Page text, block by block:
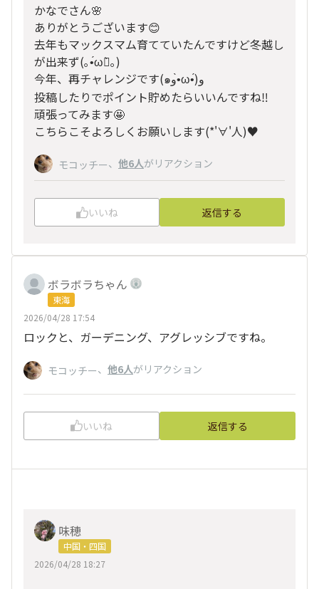
かなでさん🌸
ありがとうございます😊
去年もマックスマム育てていたんですけど冬越し
が出来ず(｡•́ωก̀｡)
今年、再チャレンジです(๑و•̀ω•́)و
投稿したりでポイント貯めたらいいんですね‼️
頑張ってみます🤩
こちらこそよろしくお願いします(*'∀'人)♥︎
モコッチー、 他6人がリアクション
いいね 返信する
ボラボラちゃん
東海
2026/04/28 17:54
ロックと、ガーデニング、アグレッシブですね。
モコッチー、 他6人がリアクション
いいね 返信する
味穂
中国・四国
2026/04/28 18:27